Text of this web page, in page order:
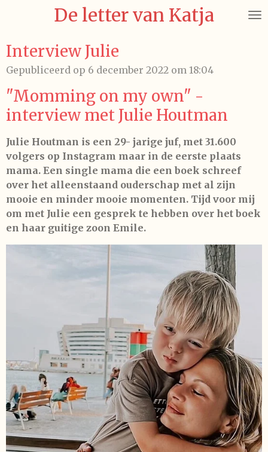
de
hoofdinhoud
De letter van Katja
Interview Julie
Gepubliceerd op 6 december 2022 om 18:04
"Momming on my own" -
interview met Julie Houtman
Julie Houtman is een 29- jarige juf, met 31.600
volgers op Instagram maar in de eerste plaats
mama. Een single mama die een boek schreef
over het alleenstaand ouderschap met al zijn
mooie en minder mooie momenten. Tijd voor mij
om met Julie een gesprek te hebben over het boek
en haar guitige zoon Emile.